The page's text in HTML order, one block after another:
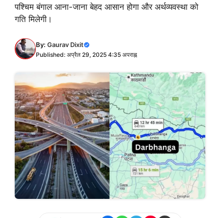
पश्चिम बंगाल आना-जाना बेहद आसान होगा और अर्थव्यवस्था को
गति मिलेगी।
By: Gaurav Dixit
Published: अप्रैल 29, 2025 4:35 अपराह्न